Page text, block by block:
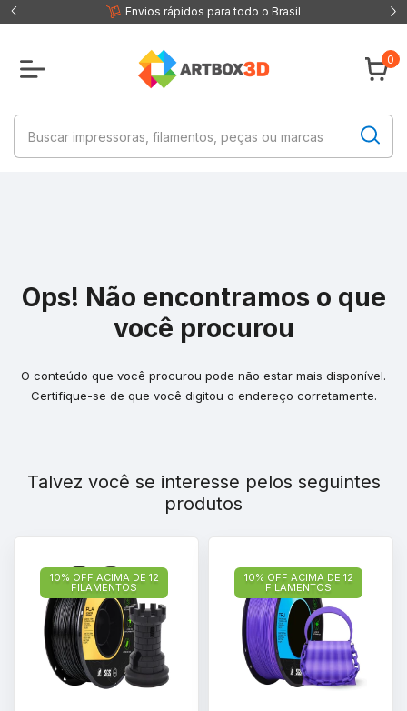
Envios rápidos para todo o Brasil
0
Ops! Não encontramos o que
você procurou
O conteúdo que você procurou pode não estar mais disponível.
Certifique-se de que você digitou o endereço corretamente.
Talvez você se interesse pelos seguintes
produtos
10% OFF ACIMA DE 12
FILAMENTOS
10% OFF ACIMA DE 12
FILAMENTOS